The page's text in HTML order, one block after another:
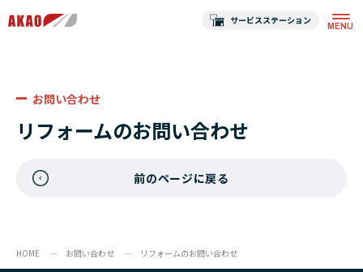
サービスステーション
お問い合わせ
リフォームのお問い合わせ
前のページに戻る
HOME お問い合わせ リフォームのお問い合わせ